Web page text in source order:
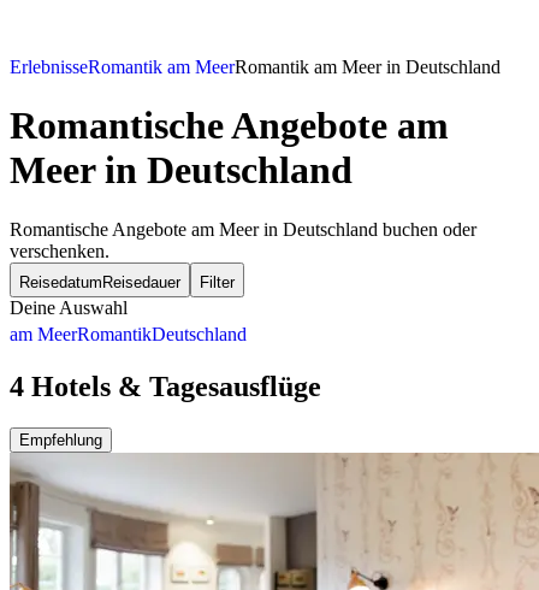
ErlebnisseRomantik am MeerRomantik am Meer in Deutschland
Romantische Angebote am
Meer in Deutschland
Romantische Angebote am Meer in Deutschland buchen oder
verschenken.
Reisedatum Reisedauer Filter
Deine Auswahl
am MeerRomantikDeutschland
4 Hotels & Tagesausflüge
Empfehlung